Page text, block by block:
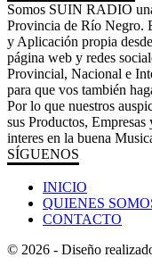
Somos SUIN RADIO
Provincia de Río Negro.
y Aplicación propia
página web y redes
Provincial, Nacional e
para que vos también
Por lo que nuestros
sus Productos,
interes en la buena
SÍGUENOS
INICIO
QUIENES
CONTACTO
© 2026 - Diseño